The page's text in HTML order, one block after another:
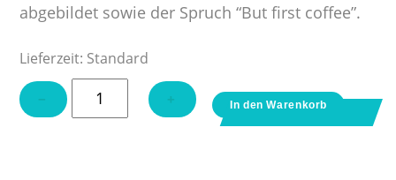
abgebildet sowie der Spruch “But first coffee”.
Lieferzeit: Standard
−
Tasse
mit
+ In den Warenkorb